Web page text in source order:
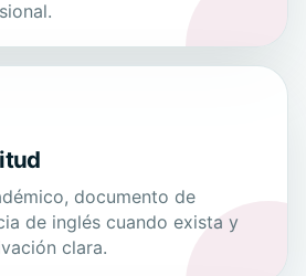
documento de
de inglés cuando exista y
clara.